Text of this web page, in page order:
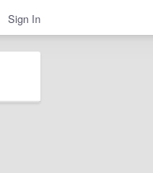
Sign In